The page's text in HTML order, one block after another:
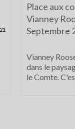
Place aux
Vianney
Septembre
Vianney
dans le
le Comte.